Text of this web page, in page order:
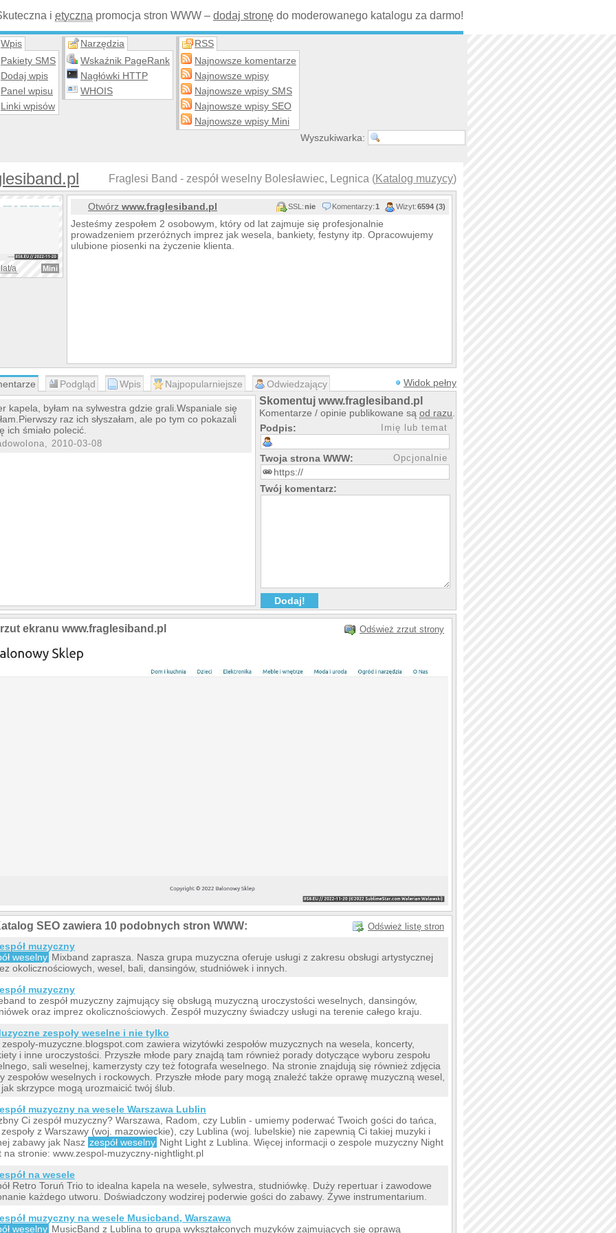
i etyczna promocja stron WWW – dodaj stronę do moderowanego katalogu za darmo!
Wpis
Pakiety SMS
Dodaj wpis
Panel wpisu
Linki wpisów
Narzędzia
Wskaźnik PageRank
Nagłówki HTTP
WHOIS
RSS
Najnowsze komentarze
Najnowsze wpisy
Najnowsze wpisy SMS
Najnowsze wpisy SEO
Najnowsze wpisy Mini
Wyszukiwarka:
Fraglesi Band - zespół weselny Bolesławiec, Legnica (Katalog muzycy)
a Mini
Otwórz www.fraglesiband.pl SSL:nie Komentarzy:1 Wizyt:6594 (3)
Jesteśmy zespołem 2 osobowym, który od lat zajmuje się profesjonalnie
prowadzeniem przeróżnych imprez jak wesela, bankiety, festyny itp. Opracowujemy
ulubione piosenki na życzenie klienta.
Podgląd Wpis Najpopularniejsze Odwiedzający Widok pełny
kapela, byłam na sylwestra gdzie grali.Wspaniale się
raz ich słyszałam, ale po tym co pokazali
ich śmiało polecić.
2010-03-08
Skomentuj www.fraglesiband.pl
Komentarze / opinie publikowane są od razu
Podpis:
Imię lub temat
Twoja strona WWW: Opcjonalnie
Twój komentarz:
ekranu www.fraglesiband.pl Odśwież zrzut strony
SEO zawiera 10 podobnych stron WWW: Odśwież listę stron
muzyczny
weselny Mixband zaprasza. Nasza grupa muzyczna oferuje usługi z zakresu obsługi artystycznej
okolicznościowych, wesel, bali, dansingów, studniówek i innych.
muzyczny
to zespół muzyczny zajmujący się obsługą muzyczną uroczystości weselnych, dansingów,
oraz imprez okolicznościowych. Zespół muzyczny świadczy usługi na terenie całego kraju.
zespoły weselne i nie tylko
muzyczne.blogspot.com zawiera wizytówki zespołów muzycznych na wesela, koncerty,
i inne uroczystości. Przyszłe młode pary znajdą tam również porady dotyczące wyboru zespołu
sali weselnej, kamerzysty czy też fotografa weselnego. Na stronie znajdują się również zdjęcia
zespołów weselnych i rockowych. Przyszłe młode pary mogą znaleźć także oprawę muzyczną wesel,
skrzypce mogą urozmaicić twój ślub.
muzyczny na wesele Warszawa Lublin
Ci zespół muzyczny? Warszawa, Radom, czy Lublin - umiemy poderwać Twoich gości do tańca,
z Warszawy (woj. mazowieckie), czy Lublina (woj. lubelskie) nie zapewnią Ci takiej muzyki i
zabawy jak Nasz zespół weselny Night Light z Lublina. Więcej informacji o zespole muzyczny Night
na stronie: www.zespol-muzyczny-nightlight.pl
na wesele
Retro Toruń Trio to idealna kapela na wesele, sylwestra, studniówkę. Duży repertuar i zawodowe
każdego utworu. Doświadczony wodzirej poderwie gości do zabawy. Żywe instrumentarium.
muzyczny na wesele Musicband, Warszawa
weselny MusicBand z Lublina to grupa wykształconych muzyków zajmujących się oprawą